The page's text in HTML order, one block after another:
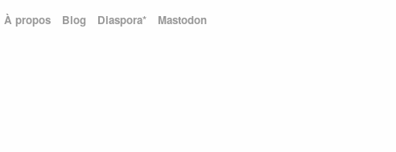
À propos Blog Diaspora* Mastodon